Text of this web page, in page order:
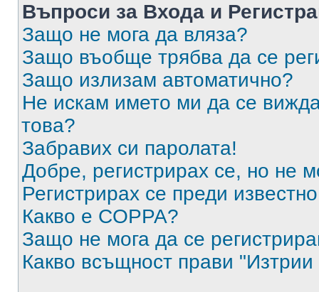
Въпроси за Входа и
Защо не мога да вляза?
Защо въобще трябва да се
Защо излизам автоматично?
Не искам името ми да се
това?
Забравих си паролата!
Добре, регистрирах се, но не
Регистрирах се преди
Какво е COPPA?
Защо не мога да се
Какво всъщност прави "Изтрии